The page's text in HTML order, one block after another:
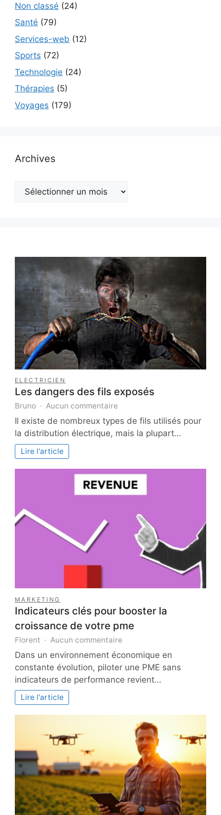
Non classé (24)
Santé (79)
Services-web (12)
Sports (72)
Technologie (24)
Thérapies (5)
Voyages (179)
Archives
Archives
ELECTRICIEN
Les dangers des fils exposés
Bruno Aucun commentaire
dangers
des
Il existe de nombreux types de fils utilisés pour
la distribution électrique, mais la plupart…
Lire l'article
MARKETING
Indicateurs clés pour booster la
croissance de votre pme
Florent Aucun commentaire
Indicateurs
clés
pour
booster
de
votre
pme
Dans un environnement économique en
constante évolution, piloter une PME sans
indicateurs de performance revient…
Lire l'article